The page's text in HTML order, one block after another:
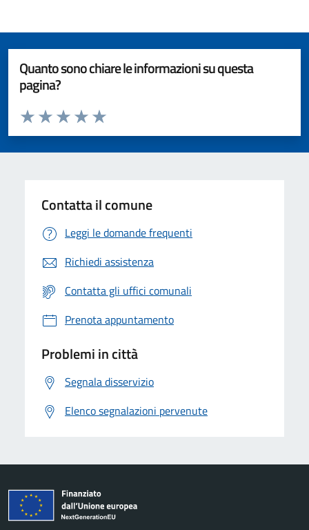
Quanto sono chiare le informazioni su questa
pagina?
Valuta da 1 a 5 stelle la pagina
Valuta 5 stelle su 5
Valuta 4 stelle su 5
Valuta 3 stelle su 5
Valuta 2 stelle su 5
Valuta 1 stelle su 5
Contatta il comune
Leggi le domande frequenti
Richiedi assistenza
Contatta gli uffici comunali
Prenota appuntamento
Problemi in città
Segnala disservizio
Elenco segnalazioni pervenute